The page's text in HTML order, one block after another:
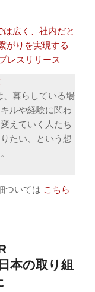
広く、社内だと
がりを実現する
レスリリース
、暮らしている場
ルや経験に関わ
えていく人たち
たい、という想
ついては こちら
本の取り組